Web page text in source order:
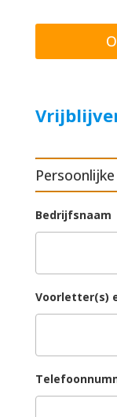
Bedrijfsnaam
Voorletter(s)